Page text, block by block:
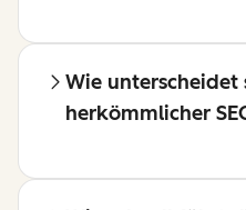
Wie unterscheidet
herkömmlicher